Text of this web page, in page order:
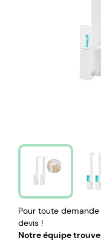
Pour toute
devis !
Notre équipe